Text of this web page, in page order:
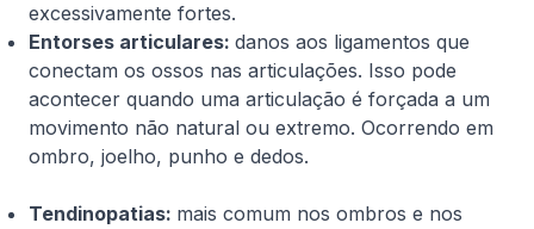
excessivamente fortes.
Entorses articulares: danos aos ligamentos que
conectam os ossos nas articulações. Isso pode
acontecer quando uma articulação é forçada a um
movimento não natural ou extremo. Ocorrendo em
ombro, joelho, punho e dedos.
Tendinopatias: mais comum nos ombros e nos